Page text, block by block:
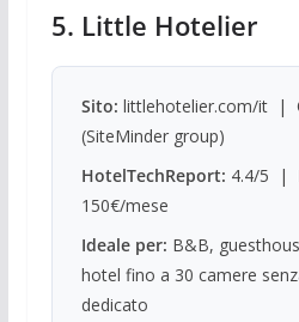
5. Little Hotelier
Sito: littlehotelier.com/it |
(SiteMinder group)
HotelTechReport: 4.4/5 |
150€/mese
Ideale per: B&B,
hotel fino a 30 camere
dedicato